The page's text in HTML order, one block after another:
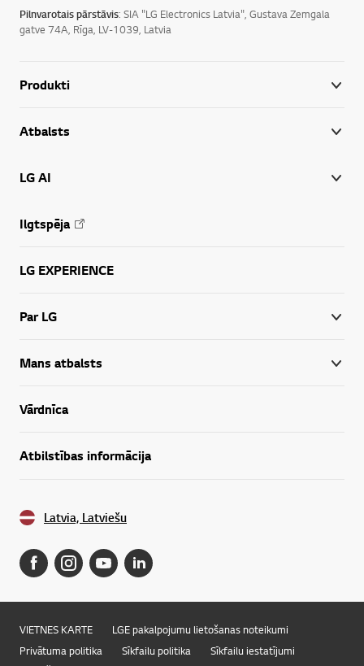
Pilnvarotais pārstāvis: SIA "LG Electronics Latvia", Gustava Zemgala
gatve 74A, Rīga, LV-1039, Latvia
Produkti
Atbalsts
LG AI
Ilgtspēja
LG EXPERIENCE
Par LG
Mans atbalsts
Vārdnīca
Atbilstības informācija
Latvia, Latviešu
VIETNES KARTE
LGE pakalpojumu lietošanas noteikumi
Privātuma politika
Sīkfailu politika
Sīkfailu iestatījumi